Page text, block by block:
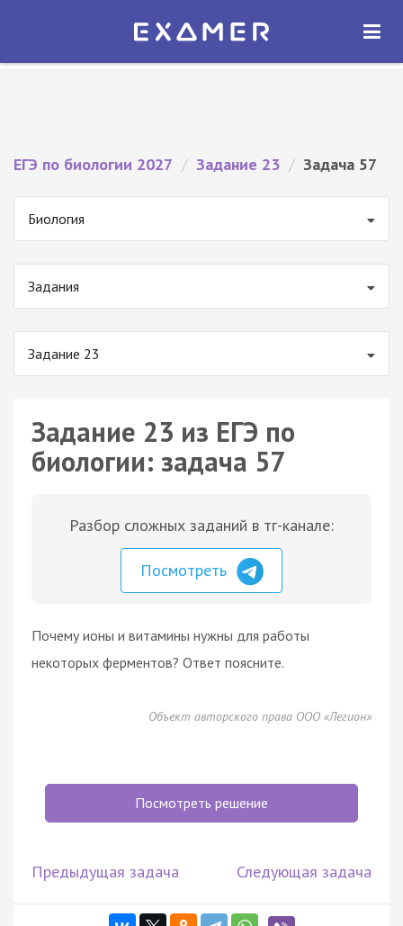
Экзамер — ЕГЭ 2027
ОТКРЫТЬ
ЕГЭ по биологии 2027 / Задание 23 / Задача 57
Биология
Задания
Задание 23
Задание 23 из ЕГЭ по
биологии: задача 57
Разбор сложных заданий в тг-канале:
Посмотреть
Почему ионы и витамины нужны для работы
некоторых ферментов? Ответ поясните.
Объект авторского права ООО «Легион»
Посмотреть решение
Предыдущая задача Следующая задача